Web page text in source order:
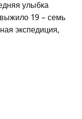
улыбка
19 – семь
экспедиция,